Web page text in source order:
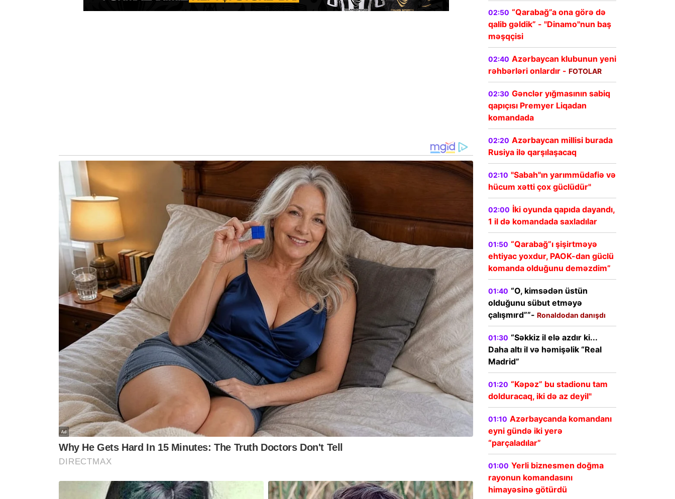
02:50 “Qarabağ”a ona görə də
qalib gəldik” - "Dinamo"nun baş
məşqçisi
02:40 Azərbaycan klubunun yeni
rəhbərləri onlardır - FOTOLAR
02:30 Gənclər yığmasının sabiq
qapıçısı Premyer Liqadan
komandada
02:20 Azərbaycan millisi burada
Rusiya ilə qarşılaşacaq
02:10 "Sabah"ın yarımmüdafiə və
hücum xətti çox güclüdür"
02:00 İki oyunda qapıda dayandı,
1 il də komandada saxladılar
01:50 “Qarabağ”ı şişirtməyə
ehtiyac yoxdur, PAOK-dan güclü
komanda olduğunu deməzdim”
01:40 “O, kimsədən üstün
olduğunu sübut etməyə
çalışmırd””- Ronaldodan danışdı
01:30 “Səkkiz il elə azdır ki...
Daha altı il və həmişəlik “Real
Madrid”
01:20 “Kəpəz” bu stadionu tam
dolduracaq, iki də az deyil"
01:10 Azərbaycanda komandanı
eyni gündə iki yerə
“parçaladılar”
01:00 Yerli biznesmen doğma
rayonun komandasını
himayəsinə götürdü